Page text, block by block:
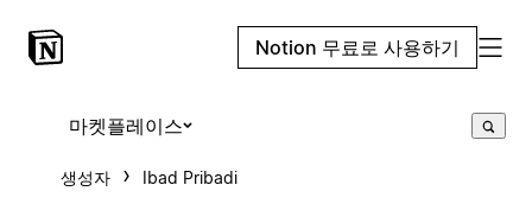
Notion 무료로 사용하기
마켓플레이스
생성자 Ibad Pribadi